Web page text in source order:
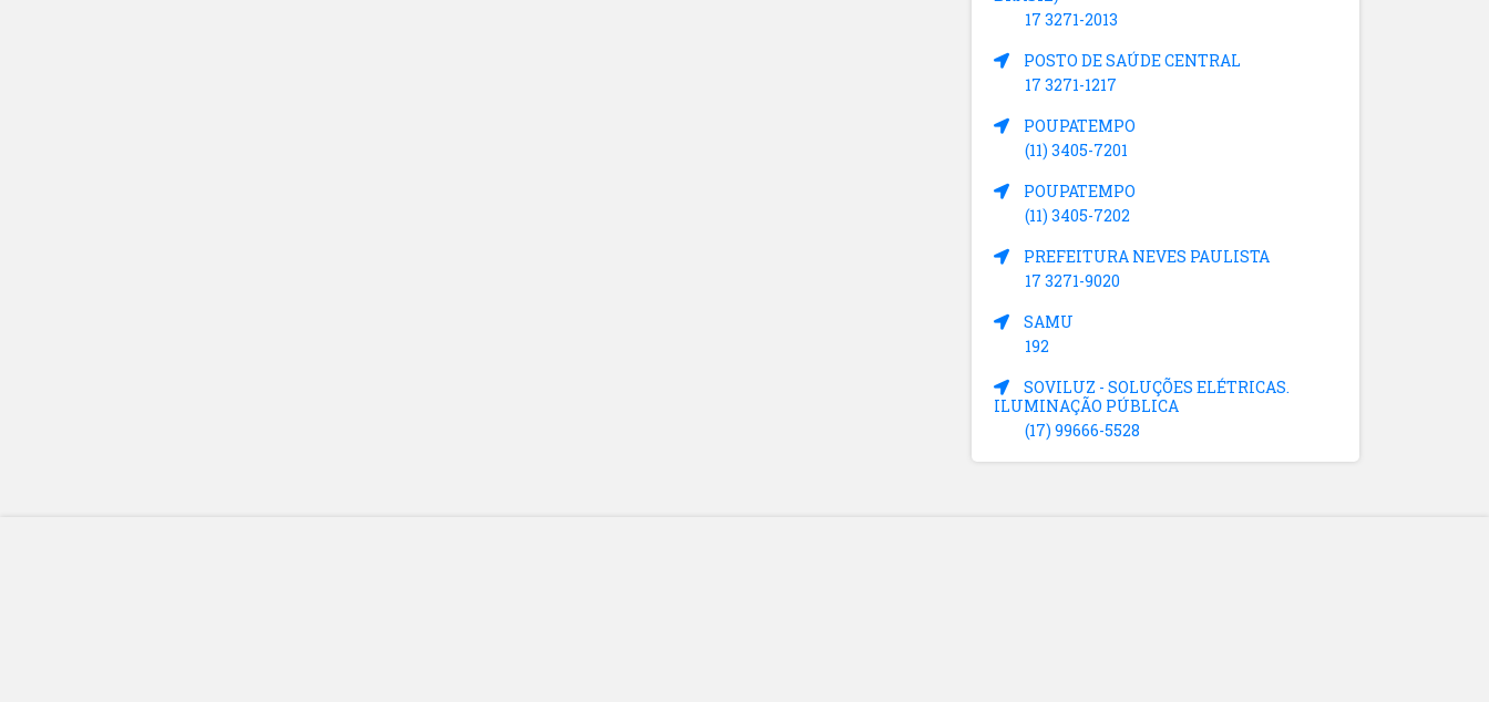
17 3271-2013
POSTO DE SAÚDE CENTRAL
17 3271-1217
POUPATEMPO
(11) 3405-7201
POUPATEMPO
(11) 3405-7202
PREFEITURA NEVES PAULISTA
17 3271-9020
SAMU
192
SOVILUZ - SOLUÇÕES ELÉTRICAS.
ILUMINAÇÃO PÚBLICA
(17) 99666-5528